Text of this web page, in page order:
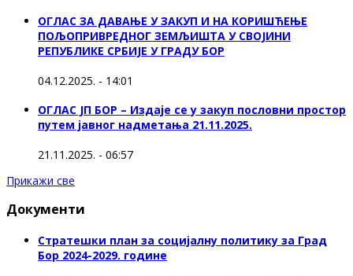
ОГЛАС ЗА ДАВАЊЕ У ЗАКУП И НА КОРИШЋЕЊЕ
ПОЉОПРИВРЕДНОГ ЗЕМЉИШТА У СВОЈИНИ
РЕПУБЛИКЕ СРБИЈЕ У ГРАДУ БОР
04.12.2025. - 14:01
ОГЛАС ЈП БОР – Издаје се у закуп пословни простор
путем јавног надметања 21.11.2025.
21.11.2025. - 06:57
Прикажи све
Документи
Стратешки план за социјалну политику за Град
Бор 2024-2029. године